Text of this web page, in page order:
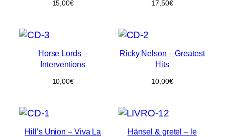
15,00€ 17,50€
Horse Lords –
Interventions
10,00€
Ricky Nelson – Greatest
Hits
10,00€
Hill’s Union – Viva La
Hänsel & gretel – le